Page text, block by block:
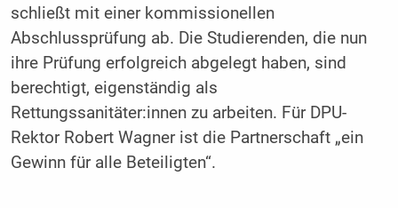
schließt mit einer kommissionellen
Abschlussprüfung ab. Die Studierenden, die nun
ihre Prüfung erfolgreich abgelegt haben, sind
berechtigt, eigenständig als
Rettungssanitäter:innen zu arbeiten. Für DPU-
Rektor Robert Wagner ist die Partnerschaft „ein
Gewinn für alle Beteiligten“.